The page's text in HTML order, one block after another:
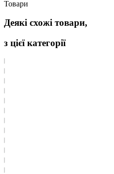
Товари
Деякі схожі товари,
з цієї категорії